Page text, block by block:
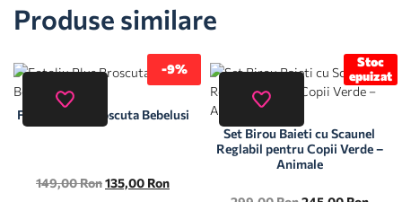
Produse similare
-9%
Fotoliu Plus Broscuta Bebelusi
149,00Ron135,00 Ron
Stoc
epuizat
Set Birou Baieti cu Scaunel
Reglabil pentru Copii Verde –
Animale